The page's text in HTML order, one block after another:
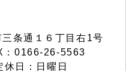
条通１６丁目右1号
0166-26-5563
日：日曜日